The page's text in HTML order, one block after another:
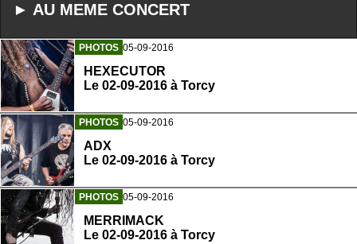
► AU MEME CONCERT
PHOTOS 05-09-2016
HEXECUTOR
Le 02-09-2016 à Torcy
PHOTOS 05-09-2016
ADX
Le 02-09-2016 à Torcy
PHOTOS 05-09-2016
MERRIMACK
Le 02-09-2016 à Torcy